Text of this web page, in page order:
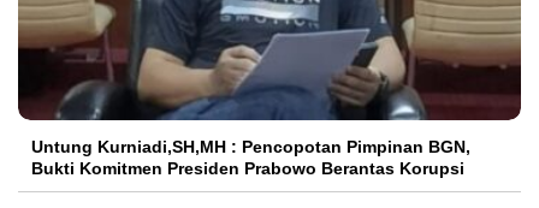
Untung Kurniadi,SH,MH : Pencopotan Pimpinan BGN,
Bukti Komitmen Presiden Prabowo Berantas Korupsi